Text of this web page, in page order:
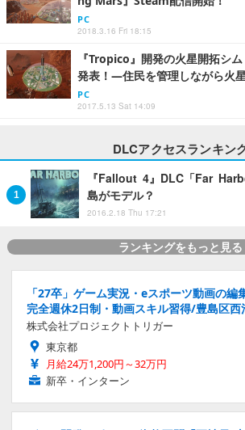
PC
2018.3.16 Fri 18:15
『Tropico』開発の火星開拓シ
発表！―住民を管理しながら火
PC
2017.5.13 Sat 14:09
DLCアクセスランキン
『Fallout 4』DLC「Far
島がモデル？
2016.2.18 Thu 17:21
ランキングをもっと見る
「27卒」ゲーム実況・eスポーツ動画の
完全週休2日制・動画スキル習得/豊島区西
株式会社プロジェクトトリガー
東京都
月給24万1,200円～32万円
新卒・インターン